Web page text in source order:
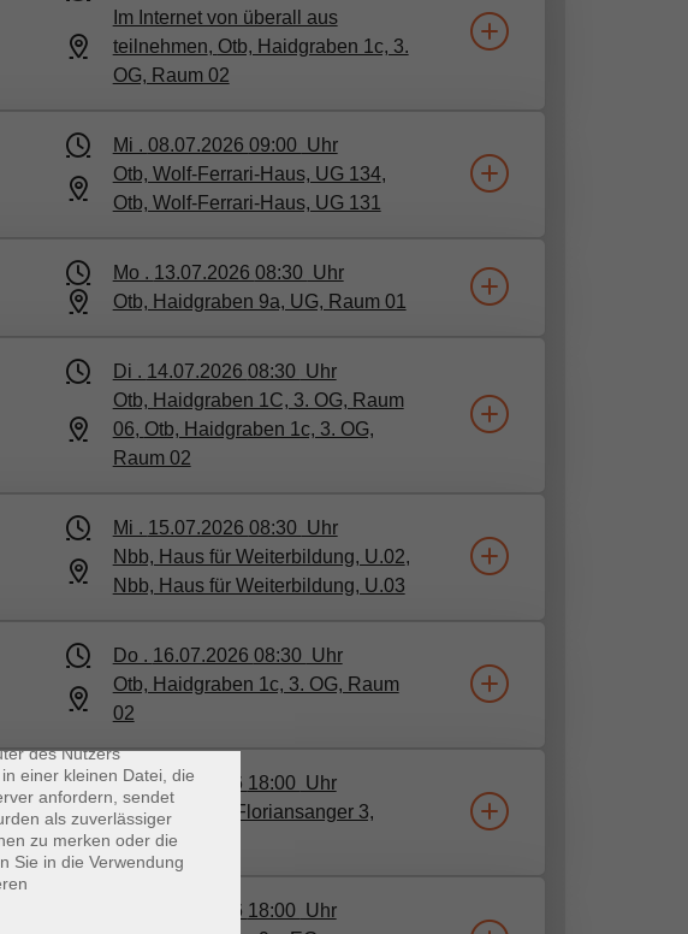
Im Internet von überall aus
teilnehmen​, Otb, Haidgraben 1c, 3.
OG, Raum 02
Mi . 08.07.2026 09:00 Uhr
Otb, Wolf-Ferrari-Haus, UG 134​,
Otb, Wolf-Ferrari-Haus, UG 131
Mo . 13.07.2026 08:30 Uhr
Otb, Haidgraben 9a, UG, Raum 01
Di . 14.07.2026 08:30 Uhr
Otb, Haidgraben 1C, 3. OG, Raum
06​, Otb, Haidgraben 1c, 3. OG,
Raum 02
Mi . 15.07.2026 08:30 Uhr
Nbb, Haus für Weiterbildung, U.02​,
Nbb, Haus für Weiterbildung, U.03
Do . 16.07.2026 08:30 Uhr
Otb, Haidgraben 1c, 3. OG, Raum
02
Di .28.07.2026 18:00 Uhr
Nbb, Zentrum Floriansanger 3,
Raum 3/4
15.09.2026 18:00 Uhr
des Nutzers
einer kleinen Datei, die
anfordern, sendet
als zuverlässiger
zu merken oder die
Sie in die Verwendung
×